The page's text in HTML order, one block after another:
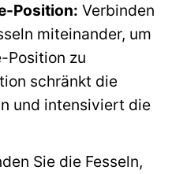
Position: Verbinden
miteinander, um
Position zu
schränkt die
und intensiviert die
Sie die Fesseln,